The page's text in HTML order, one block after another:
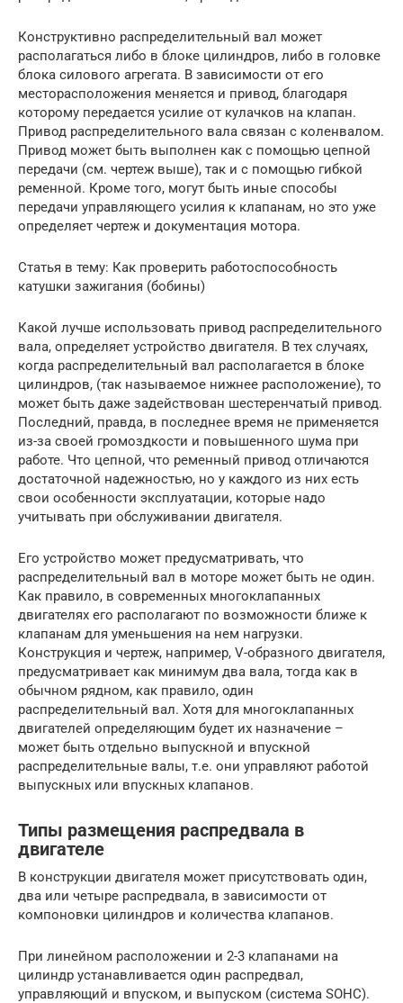
Конструктивно распределительный вал может
располагаться либо в блоке цилиндров, либо в головке
блока силового агрегата. В зависимости от его
месторасположения меняется и привод, благодаря
которому передается усилие от кулачков на клапан.
Привод распределительного вала связан с коленвалом.
Привод может быть выполнен как с помощью цепной
передачи (см. чертеж выше), так и с помощью гибкой
ременной. Кроме того, могут быть иные способы
передачи управляющего усилия к клапанам, но это уже
определяет чертеж и документация мотора.
Статья в тему: Как проверить работоспособность
катушки зажигания (бобины)
Какой лучше использовать привод распределительного
вала, определяет устройство двигателя. В тех случаях,
когда распределительный вал располагается в блоке
цилиндров, (так называемое нижнее расположение), то
может быть даже задействован шестеренчатый привод.
Последний, правда, в последнее время не применяется
из-за своей громоздкости и повышенного шума при
работе. Что цепной, что ременный привод отличаются
достаточной надежностью, но у каждого из них есть
свои особенности эксплуатации, которые надо
учитывать при обслуживании двигателя.
Его устройство может предусматривать, что
распределительный вал в моторе может быть не один.
Как правило, в современных многоклапанных
двигателях его располагают по возможности ближе к
клапанам для уменьшения на нем нагрузки.
Конструкция и чертеж, например, V-образного двигателя,
предусматривает как минимум два вала, тогда как в
обычном рядном, как правило, один
распределительный вал. Хотя для многоклапанных
двигателей определяющим будет их назначение –
может быть отдельно выпускной и впускной
распределительные валы, т.е. они управляют работой
выпускных или впускных клапанов.
Типы размещения распредвала в
двигателе
В конструкции двигателя может присутствовать один,
два или четыре распредвала, в зависимости от
компоновки цилиндров и количества клапанов.
При линейном расположении и 2-3 клапанами на
цилиндр устанавливается один распредвал,
управляющий и впуском, и выпуском (система SOHC).